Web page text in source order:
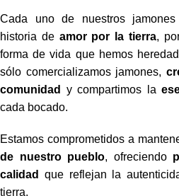
Cada uno de nuestros
historia deamor por la tierra,
forma de vida que hemos
sólo comercializamos jamones,
comunidad
y compartimos la
cada bocado.
Estamos comprometidos a
de nuestro pueblo, ofreciendo
calidad
que reflejan la
tierra.